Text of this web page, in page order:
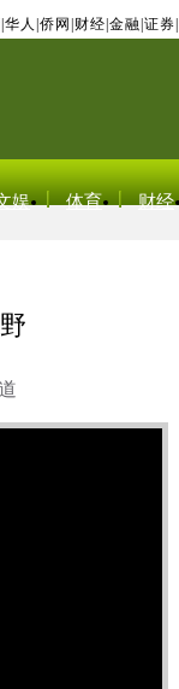
华人 侨网 财经 金融 证券
娱 体育 财经